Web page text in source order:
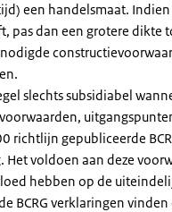
een handelsmaat. Indien
pas dan een grotere dikte
slechts subsidiabel
richtlijn gepubliceerde
voldoen aan deze
hebben op de
BCRG verklaringen vinden